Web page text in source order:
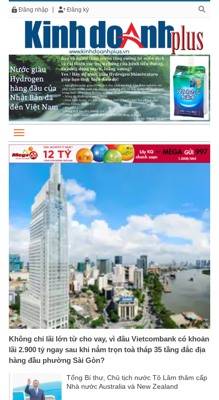
Đăng nhập Đăng ký
Không chỉ lãi lớn từ cho vay, vì đâu Vietcombank có khoản
lãi 2.900 tỷ ngay sau khi nắm trọn toà tháp 35 tầng đắc địa
hàng đầu phường Sài Gòn?
Tổng Bí thư, Chủ tịch nước Tô Lâm thăm cấp
Nhà nước Australia và New Zealand